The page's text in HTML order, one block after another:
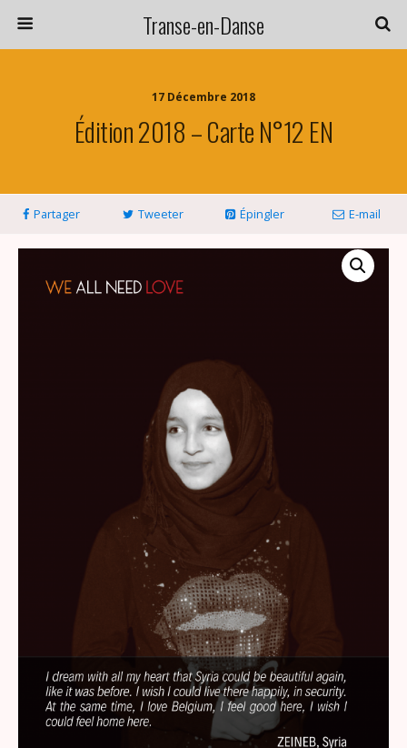
Transe-en-Danse
17 Décembre 2018
Édition 2018 – Carte N°12 EN
Partager Tweeter Épingler E-mail